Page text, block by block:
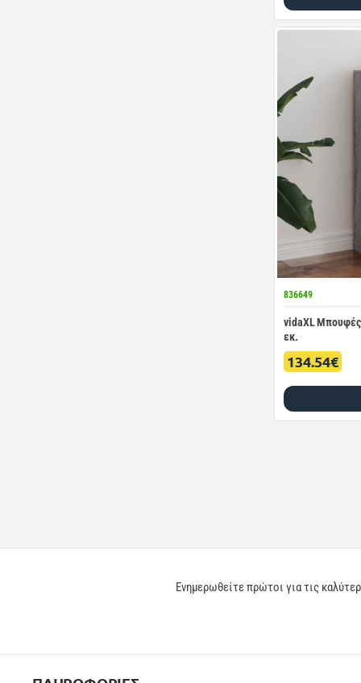
836649
vidaXL Μπουφές
εκ.
134.54€
Ενημερωθείτε πρώτοι για τις